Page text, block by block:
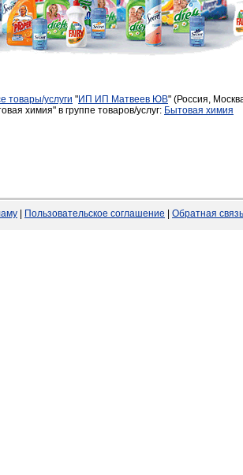
товары/услуги "ИП ИП Матвеев ЮВ" (Россия,
химия" в группе товаров/услуг: Бытовая химия
Пользовательское соглашение Обратная связь